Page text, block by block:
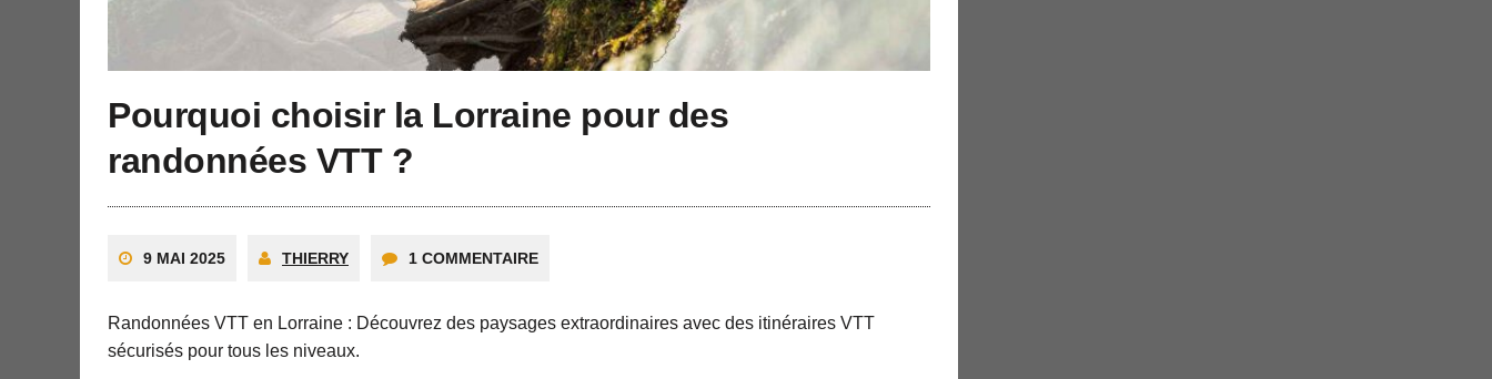
Pourquoi choisir la Lorraine pour des
randonnées VTT ?
9 MAI 2025 THIERRY 1 COMMENTAIRE
Randonnées VTT en Lorraine : Découvrez des paysages extraordinaires avec des itinéraires VTT
sécurisés pour tous les niveaux.